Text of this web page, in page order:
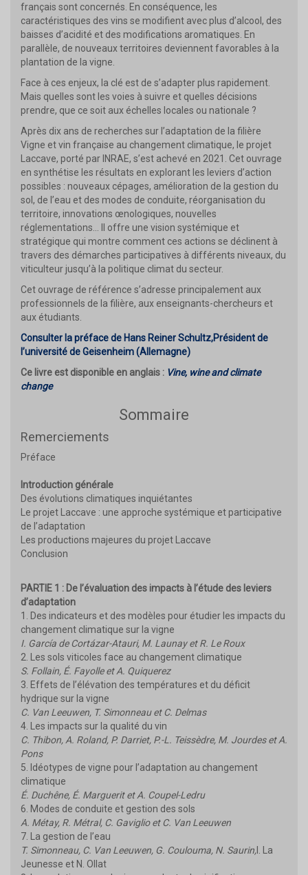
français sont concernés. En conséquence, les
caractéristiques des vins se modifient avec plus d’alcool, des
baisses d’acidité et des modifications aromatiques. En
parallèle, de nouveaux territoires deviennent favorables à la
plantation de la vigne.
Face à ces enjeux, la clé est de s’adapter plus rapidement.
Mais quelles sont les voies à suivre et quelles décisions
prendre, que ce soit aux échelles locales ou nationale ?
Après dix ans de recherches sur l’adaptation de la filière
Vigne et vin française au changement climatique, le projet
Laccave, porté par INRAE, s’est achevé en 2021. Cet ouvrage
en synthétise les résultats en explorant les leviers d’action
possibles : nouveaux cépages, amélioration de la gestion du
sol, de l’eau et des modes de conduite, réorganisation du
territoire, innovations œnologiques, nouvelles
réglementations... Il offre une vision systémique et
stratégique qui montre comment ces actions se déclinent à
travers des démarches participatives à différents niveaux, du
viticulteur jusqu’à la politique climat du secteur.
Cet ouvrage de référence s’adresse principalement aux
professionnels de la filière, aux enseignants-chercheurs et
aux étudiants.
Consulter la préface de Hans Reiner Schultz,Président de
l’université de Geisenheim (Allemagne)
Ce livre est disponible en anglais : Vine, wine and climate
change
Sommaire
Remerciements
Préface
Introduction générale
Des évolutions climatiques inquiétantes
Le projet Laccave : une approche systémique et participative
de l’adaptation
Les productions majeures du projet Laccave
Conclusion
PARTIE 1 : De l’évaluation des impacts à l’étude des leviers
d’adaptation
1. Des indicateurs et des modèles pour étudier les impacts du
changement climatique sur la vigne
I. García de Cortázar-Atauri, M. Launay et R. Le Roux
2. Les sols viticoles face au changement climatique
S. Follain, É. Fayolle et A. Quiquerez
3. Effets de l’élévation des températures et du déficit
hydrique sur la vigne
C. Van Leeuwen, T. Simonneau et C. Delmas
4. Les impacts sur la qualité du vin
C. Thibon, A. Roland, P. Darriet, P.-L. Teissèdre, M. Jourdes et A.
Pons
5. Idéotypes de vigne pour l’adaptation au changement
climatique
É. Duchêne, É. Marguerit et A. Coupel-Ledru
6. Modes de conduite et gestion des sols
A. Métay, R. Métral, C. Gaviglio et C. Van Leeuwen
7. La gestion de l’eau
T. Simonneau, C. Van Leeuwen, G. Coulouma, N. Saurin, I. La
Jeunesse et N. Ollat